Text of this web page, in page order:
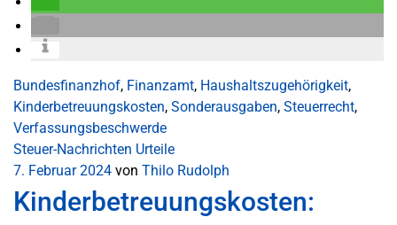
Bundesfinanzhof, Finanzamt, Haushaltszugehörigkeit,
Kinderbetreuungskosten, Sonderausgaben, Steuerrecht,
Verfassungsbeschwerde
Steuer-Nachrichten Urteile
7. Februar 2024 von Thilo Rudolph
Kinderbetreuungskosten: